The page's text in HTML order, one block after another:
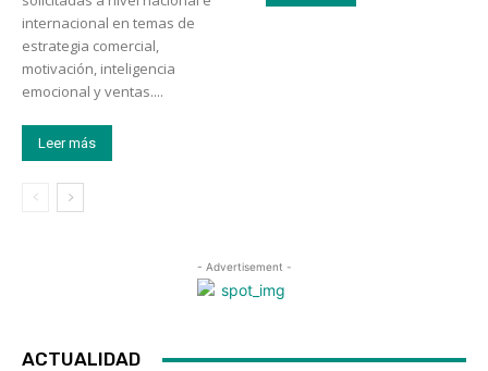
internacional en temas de
estrategia comercial,
motivación, inteligencia
emocional y ventas....
Leer más
- Advertisement -
ACTUALIDAD